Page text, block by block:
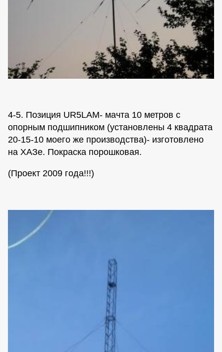
4-5. Позиция UR5LAM- мачта 10 метров с
опорным подшипником (установлены 4 квадрата
20-15-10 моего же производства)- изготовлено
на ХАЗе. Покраска порошковая.
(Проект 2009 года!!!)